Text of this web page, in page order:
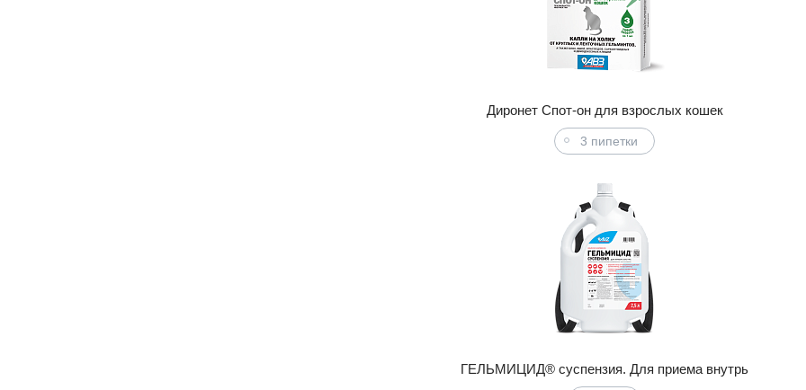
Диронет Спот-он для взрослых кошек
3 пипетки
ГЕЛЬМИЦИД® суспензия. Для приема внутрь